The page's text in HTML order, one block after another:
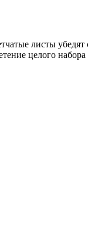
листы убедят
целого